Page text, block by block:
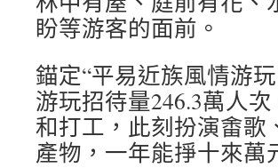
盼等游客的面前。
錨定“平易近族風情游
游玩招待量246.3萬人
和打工，此刻扮演畬歌
產物，一年能掙十來萬